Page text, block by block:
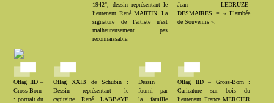
1942", dessin représentant le
lieutenant René MARTIN. La
signature de l'artiste n'est
malheureusement pas
reconnaissable.
Jean LEDRUZE-
DESMAIRES = « Flambée
de Souvenirs ».
Oflag IID –
Gross-Born
: portrait du
Oflag XXIB de Schubin :
Dessin représentant le
capitaine René LABBAYE
Dessin
fourni par
la famille
Oflag IID – Gross-Born :
Caricature sur bois du
lieutenant France MERCIER